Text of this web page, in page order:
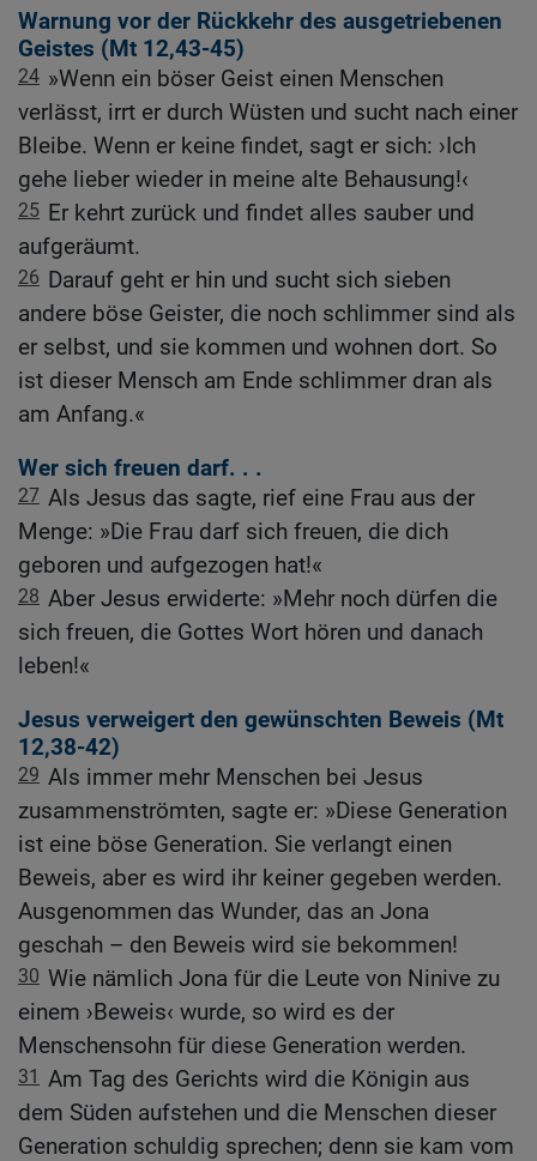
Warnung vor der Rückkehr des ausgetriebenen
Geistes (Mt 12,43-45)
24 »Wenn ein böser Geist einen Menschen
verlässt, irrt er durch Wüsten und sucht nach einer
Bleibe. Wenn er keine findet, sagt er sich: ›Ich
gehe lieber wieder in meine alte Behausung!‹
25 Er kehrt zurück und findet alles sauber und
aufgeräumt.
26 Darauf geht er hin und sucht sich sieben
andere böse Geister, die noch schlimmer sind als
er selbst, und sie kommen und wohnen dort. So
ist dieser Mensch am Ende schlimmer dran als
am Anfang.«
Wer sich freuen darf. . .
27 Als Jesus das sagte, rief eine Frau aus der
Menge: »Die Frau darf sich freuen, die dich
geboren und aufgezogen hat!«
28 Aber Jesus erwiderte: »Mehr noch dürfen die
sich freuen, die Gottes Wort hören und danach
leben!«
Jesus verweigert den gewünschten Beweis (Mt
12,38-42)
29 Als immer mehr Menschen bei Jesus
zusammenströmten, sagte er: »Diese Generation
ist eine böse Generation. Sie verlangt einen
Beweis, aber es wird ihr keiner gegeben werden.
Ausgenommen das Wunder, das an Jona
geschah – den Beweis wird sie bekommen!
30 Wie nämlich Jona für die Leute von Ninive zu
einem ›Beweis‹ wurde, so wird es der
Menschensohn für diese Generation werden.
31 Am Tag des Gerichts wird die Königin aus
dem Süden aufstehen und die Menschen dieser
Generation schuldig sprechen; denn sie kam vom